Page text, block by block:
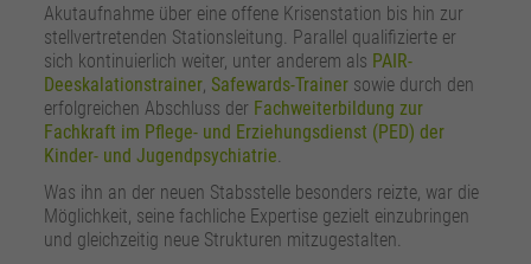
Akutaufnahme über eine offene Krisenstation bis hin zur
stellvertretenden Stationsleitung. Parallel qualifizierte er
sich kontinuierlich weiter, unter anderem als PAIR-
Deeskalationstrainer, Safewards-Trainersowie durch den
erfolgreichen Abschluss der Fachweiterbildung zur
Fachkraft im Pflege- und Erziehungsdienst (PED) der
Kinder- und Jugendpsychiatrie
Was ihn an der neuen Stabsstelle besonders reizte, war die
Möglichkeit, seine fachliche Expertise gezielt einzubringen
und gleichzeitig neue Strukturen mitzugestalten.